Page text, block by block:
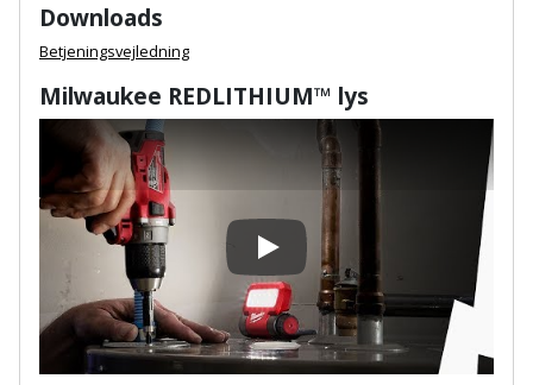
Tapetværktøj
Tommestok
Tømrervinkel
Tragt
aftrækker
Værktøjskasse
Røreværk
Rotationslaser
Rundsav
Rundsavsklinge
Rystepudser
Rystepudsertilbehør
Slagboremaskine
Skydelåge
Støvsuger
Strygejern
Terrassevarmer
Tømidler
Tørrestativ
Downloads
Betjeningsvejledning
Milwaukee REDLITHIUM™ lys
Play